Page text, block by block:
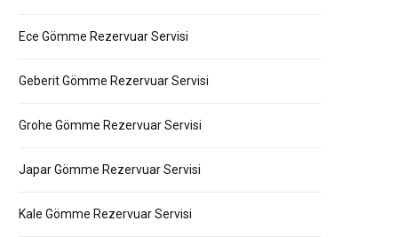
Ece Gömme Rezervuar Servisi
Geberit Gömme Rezervuar Servisi
Grohe Gömme Rezervuar Servisi
Japar Gömme Rezervuar Servisi
Kale Gömme Rezervuar Servisi